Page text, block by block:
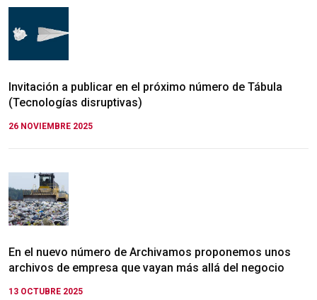
Invitación a publicar en el próximo número de Tábula
(Tecnologías disruptivas)
26 NOVIEMBRE 2025
En el nuevo número de Archivamos proponemos unos
archivos de empresa que vayan más allá del negocio
13 OCTUBRE 2025